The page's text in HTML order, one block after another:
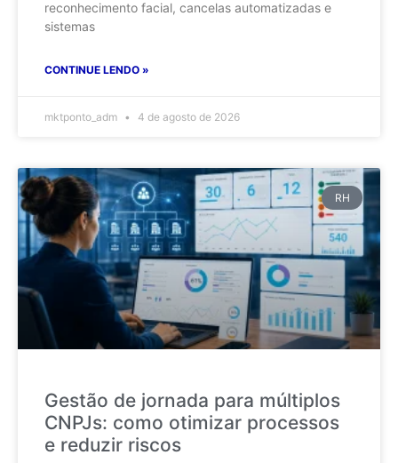
reconhecimento facial, cancelas automatizadas e
sistemas
CONTINUE LENDO »
mktponto_adm 4 de agosto de 2026
RH
Gestão de jornada para múltiplos
CNPJs: como otimizar processos
e reduzir riscos